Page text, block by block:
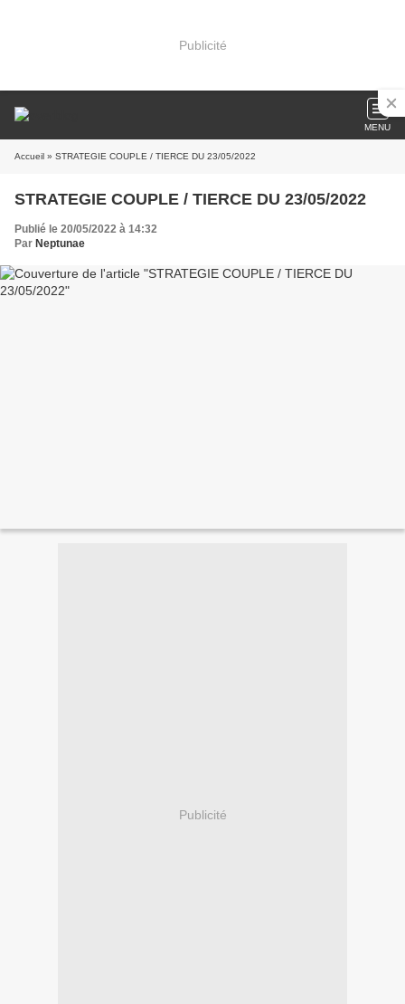
Publicité
MENU
Accueil » STRATEGIE COUPLE / TIERCE DU 23/05/2022
STRATEGIE COUPLE / TIERCE DU 23/05/2022
Publié le 20/05/2022 à 14:32
Par Neptunae
Publicité